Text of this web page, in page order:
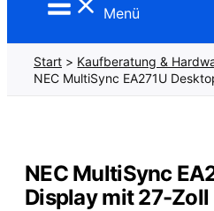
Menü
Start Kaufberatung &
NEC MultiSync EA271U
NEC MultiSync
Display mit 27-Zoll